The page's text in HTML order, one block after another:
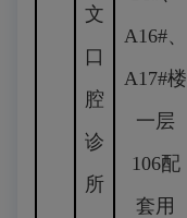
文
口
腔
诊
所
A16#、
A17#楼
一层
106配
套用